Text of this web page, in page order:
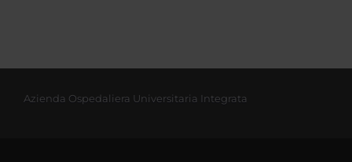
Azienda Ospedaliera Universitaria Integrata